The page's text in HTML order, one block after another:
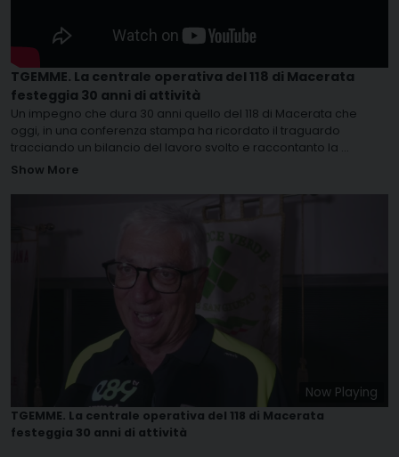
TGEMME. La centrale operativa del 118 di Macerata
festeggia 30 anni di attività
Un impegno che dura 30 anni quello del 118 di Macerata che
oggi, in una conferenza stampa ha ricordato il traguardo
tracciando un bilancio del lavoro svolto e raccontanto la ...
Show More
Now Playing
TGEMME. La centrale operativa del 118 di Macerata
festeggia 30 anni di attività